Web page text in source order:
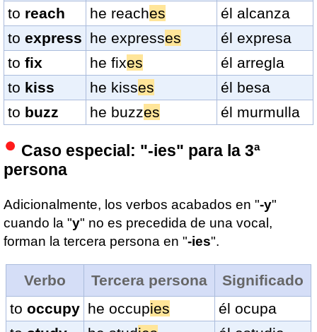
to reach he reaches
él alcanza
to express he expresses
él expresa
to fix he fixes
él arregla
to kiss he kisses
él besa
to buzz he buzzes él murmulla
Caso especial: "-ies" para la 3ª
persona
Adicionalmente, los verbos acabados en "-y"
cuando la "y" no es precedida de una vocal,
forman la tercera persona en "-ies".
Verbo Tercera persona
Significado
to occupy he occupies
él ocupa